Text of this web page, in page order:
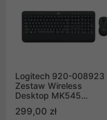
Logitech 920-008923
Zestaw Wireless
Desktop MK545
299,00 zł